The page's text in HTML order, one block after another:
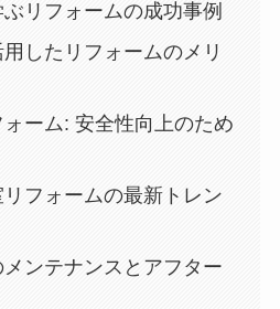
リフォームの成功事例
したリフォームのメリ
ーム: 安全性向上のため
フォームの最新トレン
ンテナンスとアフター